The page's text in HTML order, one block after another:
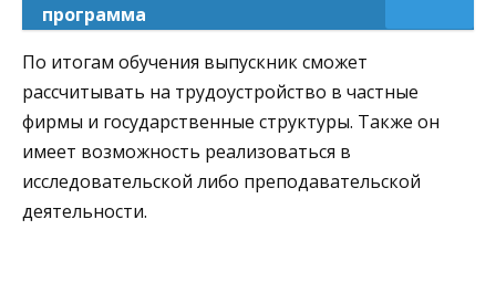
программа
По итогам обучения выпускник сможет
рассчитывать на трудоустройство в частные
фирмы и государственные структуры. Также он
имеет возможность реализоваться в
исследовательской либо преподавательской
деятельности.